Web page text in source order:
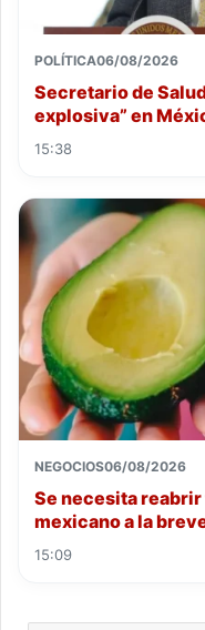
POLÍTICA06/08/2026
Secretario de
explosiva” en
15:38
NEGOCIOS06/08/2026
Se necesita
mexicano a la
15:09